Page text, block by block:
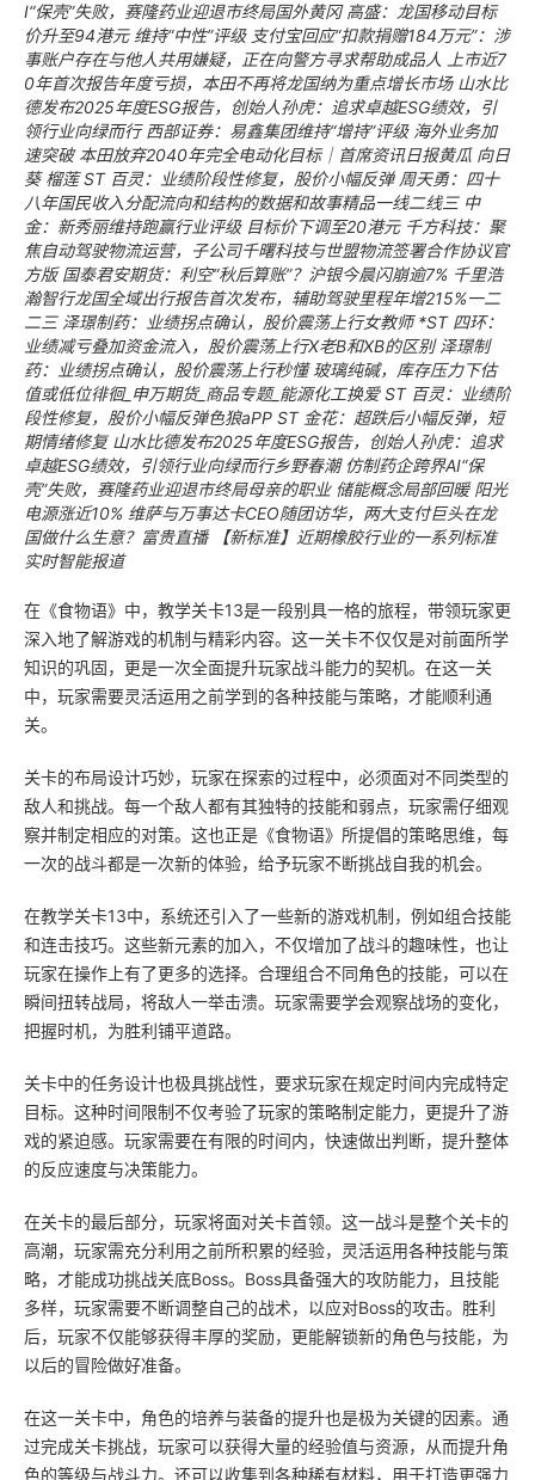
I“保壳”失败，赛隆药业迎退市终局国外黄冈 高盛：龙国移动目标
价升至94港元 维持“中性”评级 支付宝回应“扣款捐赠184万元”：涉
事账户存在与他人共用嫌疑，正在向警方寻求帮助成品人
上市近7
0年首次报告年度亏损，本田不再将龙国纳为重点增长市场 山水比
德发布2025年度ESG报告，创始人孙虎：追求卓越ESG绩效，引
领行业向绿而行 西部证券：易鑫集团维持“增持”评级 海外业务加
速突破 本田放弃2040年完全电动化目标｜首席资讯日报黄瓜 向日
葵 榴莲 ST 百灵：业绩阶段性修复，股价小幅反弹 周天勇：四十
八年国民收入分配流向和结构的数据和故事精品一线二线三 中
金：新秀丽维持跑赢行业评级 目标价下调至20港元 千方科技：聚
焦自动驾驶物流运营，子公司千曙科技与世盟物流签署合作协议官
方版 国泰君安期货：利空“秋后算账”？沪银今晨闪崩逾7% 千里浩
瀚智行龙国全域出行报告首次发布，辅助驾驶里程年增215%一二
二三 泽璟制药：业绩拐点确认，股价震荡上行女教师 *ST 四环：
业绩减亏叠加资金流入，股价震荡上行X老B和XB的区别 泽璟制
药：业绩拐点确认，股价震荡上行秒懂 玻璃纯碱，库存压力下估
值或低位徘徊_申万期货_商品专题_能源化工换爱 ST 百灵：业绩阶
段性修复，股价小幅反弹色狼aPP ST 金花：超跌后小幅反弹，短
期情绪修复 山水比德发布2025年度ESG报告，创始人孙虎：追求
卓越ESG绩效，引领行业向绿而行乡野春潮 仿制药企跨界AI“保
壳”失败，赛隆药业迎退市终局母亲的职业 储能概念局部回暖 阳光
电源涨近10% 维萨与万事达卡CEO随团访华，两大支付巨头在龙
国做什么生意？富贵直播
【新标准】近期橡胶行业的一系列标准
实时智能报道
在《食物语》中，教学关卡13是一段别具一格的旅程，带领玩家更
深入地了解游戏的机制与精彩内容。这一关卡不仅仅是对前面所学
知识的巩固，更是一次全面提升玩家战斗能力的契机。在这一关
中，玩家需要灵活运用之前学到的各种技能与策略，才能顺利通
关。
关卡的布局设计巧妙，玩家在探索的过程中，必须面对不同类型的
敌人和挑战。每一个敌人都有其独特的技能和弱点，玩家需仔细观
察并制定相应的对策。这也正是《食物语》所提倡的策略思维，每
一次的战斗都是一次新的体验，给予玩家不断挑战自我的机会。
在教学关卡13中，系统还引入了一些新的游戏机制，例如组合技能
和连击技巧。这些新元素的加入，不仅增加了战斗的趣味性，也让
玩家在操作上有了更多的选择。合理组合不同角色的技能，可以在
瞬间扭转战局，将敌人一举击溃。玩家需要学会观察战场的变化，
把握时机，为胜利铺平道路。
关卡中的任务设计也极具挑战性，要求玩家在规定时间内完成特定
目标。这种时间限制不仅考验了玩家的策略制定能力，更提升了游
戏的紧迫感。玩家需要在有限的时间内，快速做出判断，提升整体
的反应速度与决策能力。
在关卡的最后部分，玩家将面对关卡首领。这一战斗是整个关卡的
高潮，玩家需充分利用之前所积累的经验，灵活运用各种技能与策
略，才能成功挑战关底Boss。Boss具备强大的攻防能力，且技能
多样，玩家需要不断调整自己的战术，以应对Boss的攻击。胜利
后，玩家不仅能够获得丰厚的奖励，更能解锁新的角色与技能，为
以后的冒险做好准备。
在这一关卡中，角色的培养与装备的提升也是极为关键的因素。通
过完成关卡挑战，玩家可以获得大量的经验值与资源，从而提升角
色的等级与战斗力。还可以收集到各种稀有材料，用于打造更强力